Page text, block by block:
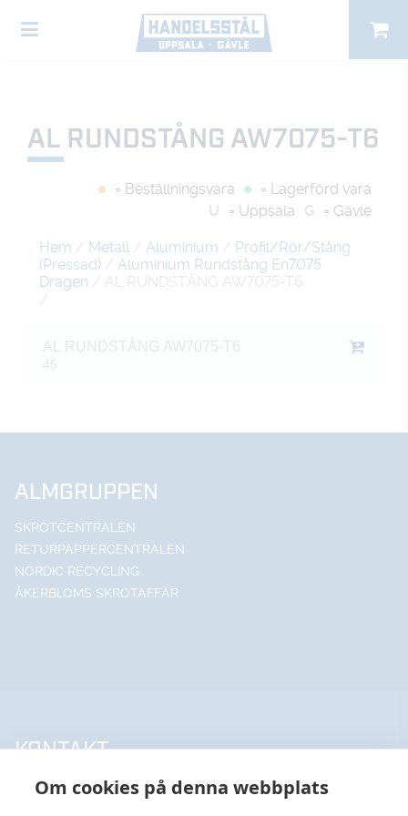
Om cookies på denna webbplats
AL RUNDSTÅNG AW7075-T6
= Beställningsvara
= Lagerförd vara
U
= Uppsala G = Gävle
Hem / Metall / Aluminium / Profil/Rör/Stång
(Pressad) / Aluminium Rundstång En7075
Dragen / AL RUNDSTÅNG AW7075-T6
/
AL RUNDSTÅNG AW7075-T6
45
ALMGRUPPEN
SKROTCENTRALEN
RETURPAPPERCENTRALEN
NORDIC RECYCLING
ÅKERBLOMS SKROTAFFÄR
KONTAKT
UPPSALA HANDELSSTÅL AB